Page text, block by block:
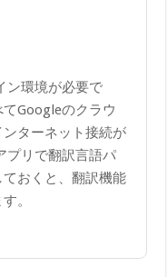
ン環境が必要で
Googleのクラウ
ターネット接続が
プリで翻訳言語パ
おくと、翻訳機能
。